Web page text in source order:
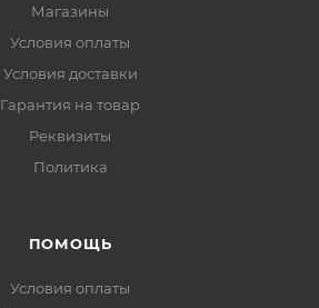
Магазины
Условия оплаты
Условия доставки
Гарантия на товар
Реквизиты
Политика
ПОМОЩЬ
Условия оплаты